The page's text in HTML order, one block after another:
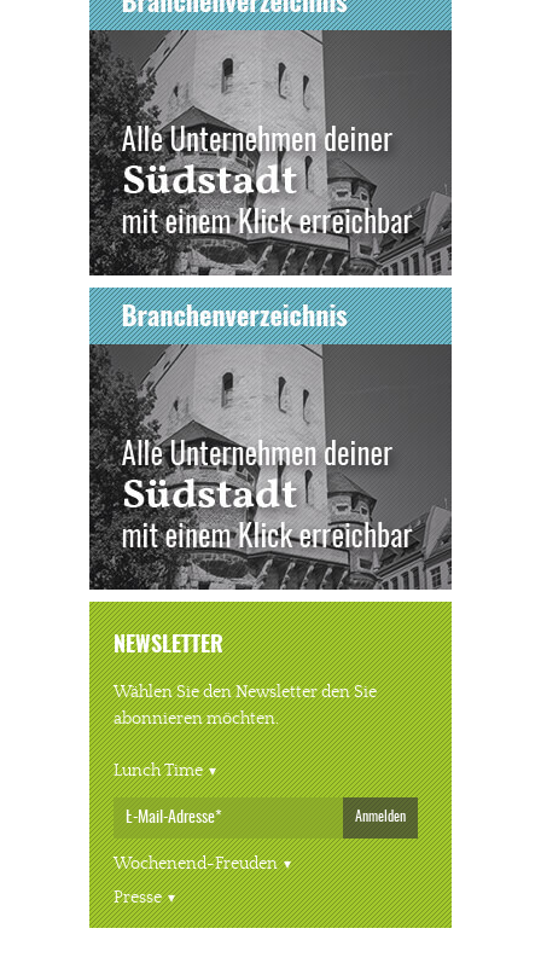
« ALLE VERANSTALTUNGEN
NEWSLETTER
Wählen Sie den Newsletter den Sie
abonnieren möchten.
Lunch Time
Anmelden
Wochenend-Freuden
Presse